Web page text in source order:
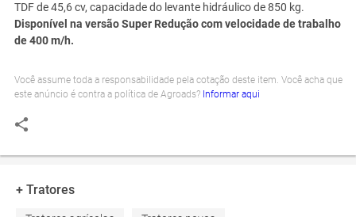
TDF de 45,6 cv, capacidade do levante hidráulico de 850 kg.
Disponível na versão Super Redução com velocidade de trabalho
de 400 m/h.
Você assume toda a responsabilidade pela cotação deste item. Você acha que
este anúncio é contra a política de Agroads? Informar aqui
+ Tratores